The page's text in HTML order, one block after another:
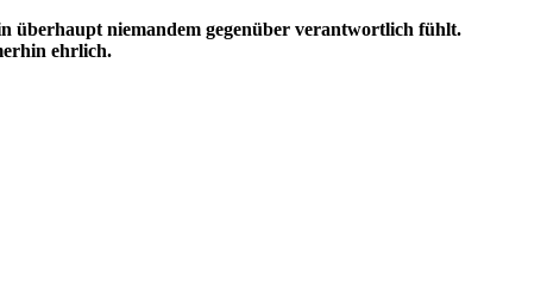
überhaupt niemandem gegenüber verantwortlich fühlt.
ehrlich.